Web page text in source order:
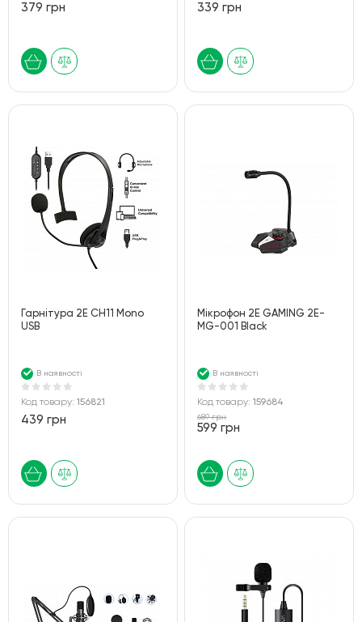
379 грн 339 грн
Гарнітура 2E CH11 Mono
USB
В наявності
Код товару: 156821
439 грн
Мікрофон 2E GAMING 2E-
MG-001 Black
В наявності
Код товару:159684
689 грн
599 грн